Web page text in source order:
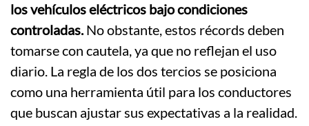
los vehículos eléctricos bajo condiciones
controladas.No obstante, estos récords deben
tomarse con cautela, ya que no reflejan el uso
diario. La regla de los dos tercios se posiciona
como una herramienta útil para los conductores
que buscan ajustar sus expectativas a la realidad.